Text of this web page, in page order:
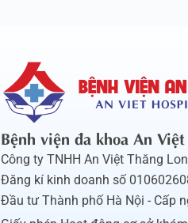
Bệnh viện đa khoa An Việt
Công ty TNHH An Việt Thăng
Đăng kí kinh doanh số
Đầu tư Thành phố Hà Nội - Cấp